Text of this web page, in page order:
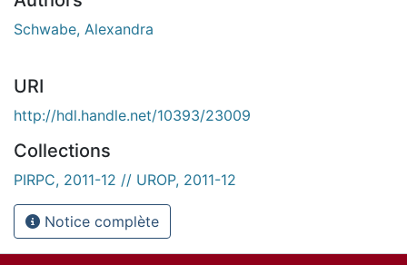
Schwabe, Alexandra
URI
http://hdl.handle.net/10393/23009
Collections
PIRPC, 2011-12 // UROP, 2011-12
Notice complète